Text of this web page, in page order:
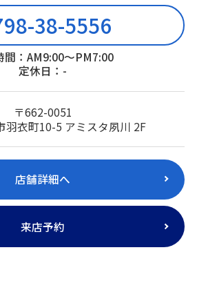
38-5556
間：AM9:00～PM7:00
定休日：-
〒662-0051
羽衣町10-5 アミスタ夙川 2F
店舗詳細へ
来店予約